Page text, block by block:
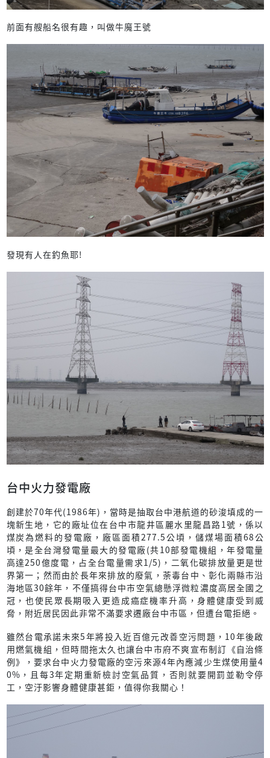
前面有艘船名很有趣，叫做牛魔王號
發現有人在釣魚耶!
台中火力發電廠
創建於70年代(1986年)，當時是抽取台中港航道的砂浚填成的一
塊新生地，它的廠址位在台中市龍井區麗水里龍昌路1號，係以
煤炭為燃料的發電廠，廠區面積277.5公頃，儲煤場面積68公
頃，是全台灣發電量最大的發電廠(共10部發電機組，年發電量
高達250億度電，占全台電量需求1/5)，二氧化碳排放量更是世
界第一；然而由於長年來排放的廢氣，荼毒台中、彰化兩縣市沿
海地區30餘年，不僅搞得台中市空氣總懸浮微粒濃度高居全國之
冠，也使民眾長期吸入更造成癌症機率升高，身體健康受到威
脅，附近居民因此非常不滿要求遷廠台中市區，但遭台電拒絕。
雖然台電承諾未來5年將投入近百億元改善空污問題，10年後啟
用燃氣機組，但時間拖太久也讓台中市府不爽宣布制訂《自治條
例》，要求台中火力發電廠的空污來源4年內應減少生煤使用量4
0%，且每3年定期重新檢討空氣品質，否則就要開罰並勒令停
工，空汙影響身體健康甚鉅，值得你我關心！